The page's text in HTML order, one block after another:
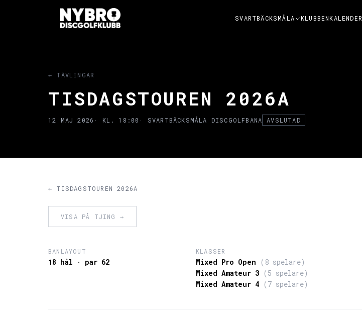
SVARTBÄCKSMÅLA KLUBBENKALENDER
← TÄVLINGAR
TISDAGSTOUREN 2026A
12 MAJ 2026 · KL. 18:00 · SVARTBÄCKSMÅLA DISCGOLFBANA AVSLUTAD
← TISDAGSTOUREN 2026A
VISA PÅ TJING →
BANLAYOUT
18 hål · par 62
KLASSER
Mixed Pro Open
(8 spelare)
Mixed Amateur 3 (5 spelare)
Mixed Amateur 4 (7 spelare)